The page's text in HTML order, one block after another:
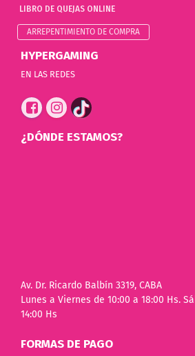
LIBRO DE QUEJAS ONLINE
ARREPENTIMIENTO DE COMPRA
HYPERGAMING
EN LAS REDES
¿DÓNDE ESTAMOS?
Av. Dr. Ricardo Balbín 3319, CABA
Lunes a Viernes de 10:00 a 18:00 Hs.
14:00 Hs
FORMAS DE PAGO